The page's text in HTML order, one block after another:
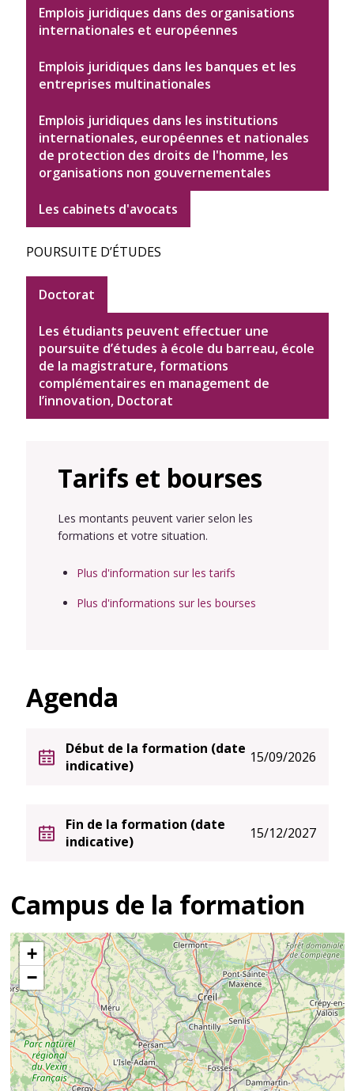
Emplois juridiques dans des organisations
internationales et européennes
Emplois juridiques dans les banques et les
entreprises multinationales
Emplois juridiques dans les institutions
internationales, européennes et nationales
de protection des droits de l'homme, les
organisations non gouvernementales
Les cabinets d'avocats
POURSUITE D’ÉTUDES
Doctorat
Les étudiants peuvent effectuer une
poursuite d’études à école du barreau, école
de la magistrature, formations
complémentaires en management de
l’innovation, Doctorat
Tarifs et bourses
Les montants peuvent varier selon les
formations et votre situation.
Plus d'information sur les tarifs
Plus d'informations sur les bourses
Agenda
Début de la formation (date
indicative)
15/09/2026
Fin de la formation (date
indicative)
15/12/2027
Campus de la formation
+
−